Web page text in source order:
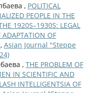
, POLITICAL
PEOPLE IN THE
1920S–1930S: LEGAL
ADAPTATION OF
, Asian Journal "Steppe
, THE PROBLEM OF
IN SCIENTIFIC AND
INTELLIGENTSIA OF